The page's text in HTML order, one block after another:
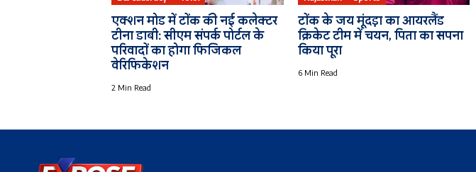
एक्शन मोड में टोंक की नई कलेक्टर
टीना डाबी: सीएम संपर्क पोर्टल के
परिवादों का होगा फिजिकल
वेरिफिकेशन
2 Min Read
टोंक के जय मूंदड़ा का आयरलैंड
क्रिकेट टीम में चयन, पिता का सपना
किया पूरा
6 Min Read